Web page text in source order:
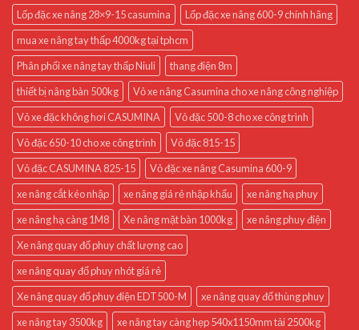
Lốp đặc xe nâng 28×9-15 casumina
Lốp đặc xe nâng 600-9 chính hãng
mua xe nâng tay thấp 4000kg tại tphcm
Phân phối xe nâng tay thấp Niuli
thang điện 8m
thiết bị nâng bàn 500kg
Vỏ xe nâng Casumina cho xe nâng công nghiệp
Vỏ xe đặc không hơi CASUMINA
Vỏ đặc 500-8 cho xe công trình
Vỏ đặc 650-10 cho xe công trình
Vỏ đặc 815-15
Vỏ đặc CASUMINA 825-15
Vỏ đặc xe nâng Casumina 600-9
xe nâng cắt kéo nhập
xe nâng giá rẻ nhập khẩu
xe nâng hạ phuy
xe nâng hạ càng 1M8
Xe nâng mặt bàn 1000kg
xe nâng phuy điện
Xe nâng quay đổ phuy chất lượng cao
xe nâng quay đổ phuy nhót giá rẻ
Xe nâng quay đổ phuy điện EDT500-M
xe nâng quay đổ thùng phuy
xe nâng tay 3500kg
xe nâng tay càng hẹp 540x1150mm tải 2500kg